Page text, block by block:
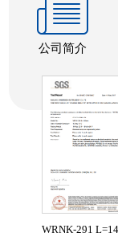
公司简介
WRNK-291 L=140mm